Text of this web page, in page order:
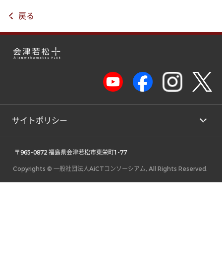
戻る
サイトポリシー
〒965-0872 福島県会津若松市東栄町1-77
Copyrights © 一般社団法人AiCTコンソーシアム, All Rights Reserved.